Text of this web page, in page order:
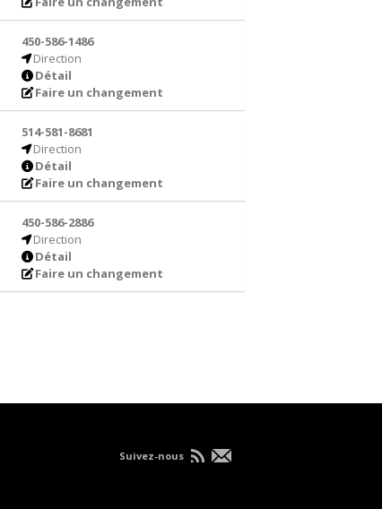
450-586-1486
Direction
Détail
Faire un changement
514-581-8681
Direction
Détail
Faire un changement
450-586-2886
Direction
Détail
Faire un changement
Suivez-nous